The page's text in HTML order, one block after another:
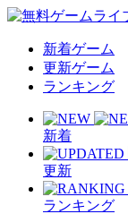
新着ゲーム
更新ゲーム
ランキング
新着
更新
ランキング